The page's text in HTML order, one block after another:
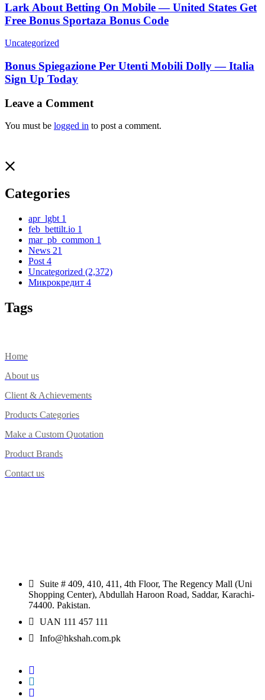
Lark About Betting On Mobile — United States Get
Free Bonus Sportaza Bonus Code
Uncategorized
Bonus Spiegazione Per Utenti Mobili Dolly — Italia
Sign Up Today
Leave a Comment
You must be logged in to post a comment.
Categories
apr_lgbt 1
feb_bettilt.io 1
mar_pb_common 1
News 21
Post 4
Uncategorized (2,372)
Микрокредит 4
Tags
Home
About us
Client & Achievements
Products Categories
Make a Custom Quotation
Product Brands
Contact us
Suite # 409, 410, 411, 4th Floor, The Regency Mall (Uni
Shopping Center), Abdullah Haroon Road, Saddar, Karachi-
74400. Pakistan.
UAN 111 457 111
Info@hkshah.com.pk